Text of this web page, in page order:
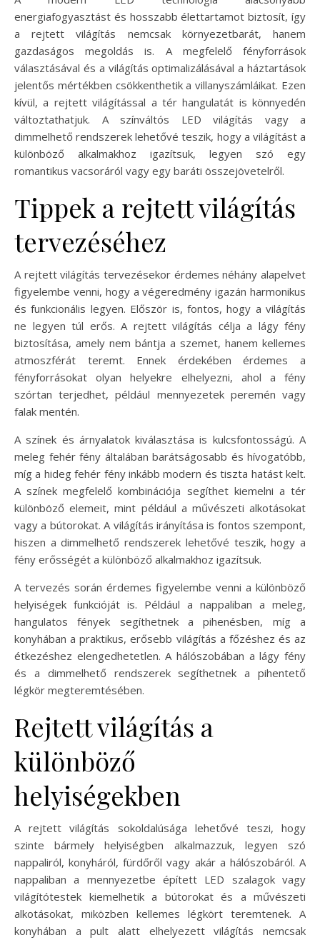
energiafogyasztást és hosszabb élettartamot biztosít, így
a rejtett világítás nemcsak környezetbarát, hanem
gazdaságos megoldás is. A megfelelő fényforrások
választásával és a világítás optimalizálásával a háztartások
jelentős mértékben csökkenthetik a villanyszámláikat. Ezen
kívül, a rejtett világítással a tér hangulatát is könnyedén
változtathatjuk. A színváltós LED világítás vagy a
dimmelhető rendszerek lehetővé teszik, hogy a világítást a
különböző alkalmakhoz igazítsuk, legyen szó egy
romantikus vacsoráról vagy egy baráti összejövetelről.
Tippek a rejtett világítás
tervezéséhez
A rejtett világítás tervezésekor érdemes néhány alapelvet
figyelembe venni, hogy a végeredmény igazán harmonikus
és funkcionális legyen. Először is, fontos, hogy a világítás
ne legyen túl erős. A rejtett világítás célja a lágy fény
biztosítása, amely nem bántja a szemet, hanem kellemes
atmoszférát teremt. Ennek érdekében érdemes a
fényforrásokat olyan helyekre elhelyezni, ahol a fény
szórtan terjedhet, például mennyezetek peremén vagy
falak mentén.
A színek és árnyalatok kiválasztása is kulcsfontosságú. A
meleg fehér fény általában barátságosabb és hívogatóbb,
míg a hideg fehér fény inkább modern és tiszta hatást kelt.
A színek megfelelő kombinációja segíthet kiemelni a tér
különböző elemeit, mint például a művészeti alkotásokat
vagy a bútorokat. A világítás irányítása is fontos szempont,
hiszen a dimmelhető rendszerek lehetővé teszik, hogy a
fény erősségét a különböző alkalmakhoz igazítsuk.
A tervezés során érdemes figyelembe venni a különböző
helyiségek funkcióját is. Például a nappaliban a meleg,
hangulatos fények segíthetnek a pihenésben, míg a
konyhában a praktikus, erősebb világítás a főzéshez és az
étkezéshez elengedhetetlen. A hálószobában a lágy fény
és a dimmelhető rendszerek segíthetnek a pihentető
légkör megteremtésében.
Rejtett világítás a
különböző
helyiségekben
A rejtett világítás sokoldalúsága lehetővé teszi, hogy
szinte bármely helyiségben alkalmazzuk, legyen szó
nappaliról, konyháról, fürdőről vagy akár a hálószobáról. A
nappaliban a mennyezetbe épített LED szalagok vagy
világítótestek kiemelhetik a bútorokat és a művészeti
alkotásokat, miközben kellemes légkört teremtenek. A
konyhában a pult alatt elhelyezett világítás nemcsak